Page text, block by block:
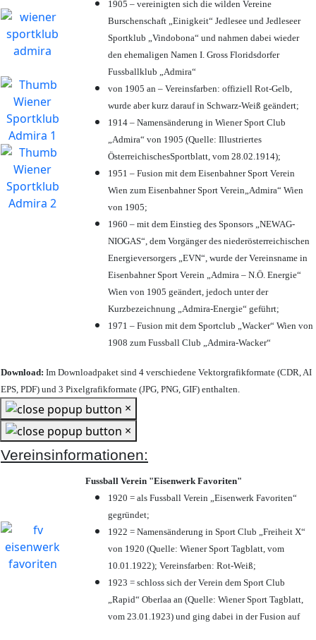
1905 – vereinigten sich die wilden Vereine
Burschenschaft „Einigkeit“ Jedlesee und Jedleseer
Sportklub „Vindobona“ und nahmen dabei wieder
den ehemaligen Namen I. Gross Floridsdorfer
Fussballklub „Admira“
von 1905 an – Vereinsfarben: offiziell Rot-Gelb,
wurde aber kurz darauf in Schwarz-Weiß geändert;
1914 – Namensänderung in Wiener Sport Club
„Admira“ von 1905 (Quelle: Illustriertes
ÖsterreichischesSportblatt, vom 28.02.1914);
1951 – Fusion mit dem Eisenbahner Sport Verein
Wien zum Eisenbahner Sport Verein„Admira“ Wien
von 1905;
1960 – mit dem Einstieg des Sponsors „NEWAG-
NIOGAS“, dem Vorgänger des niederösterreichischen
Energieversorgers „EVN“, wurde der Vereinsname in
Eisenbahner Sport Verein „Admira – N.Ö. Energie“
Wien von 1905 geändert, jedoch unter der
Kurzbezeichnung „Admira-Energie“ geführt;
1971 – Fusion mit dem Sportclub „Wacker“ Wien von
1908 zum Fussball Club „Admira-Wacker“
Download: Im Downloadpaket sind 4 verschiedene Vektorgrafikformate (CDR, AI
EPS, PDF) und 3 Pixelgrafikformate (JPG, PNG, GIF) enthalten.
×
×
Vereinsinformationen:
Fussball Verein "Eisenwerk Favoriten"
1920 = als Fussball Verein „Eisenwerk Favoriten“
gegründet;
1922 = Namensänderung in Sport Club „Freiheit X“
von 1920 (Quelle: Wiener Sport Tagblatt, vom
10.01.1922); Vereinsfarben: Rot-Weiß;
1923 = schloss sich der Verein dem Sport Club
„Rapid“ Oberlaa an (Quelle: Wiener Sport Tagblatt,
vom 23.01.1923) und ging dabei in der Fusion auf